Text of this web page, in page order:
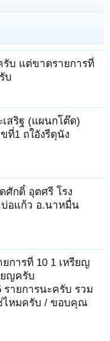
บ แต่ขาดรายการที่
บ
สริฐ (แผนกโต๊ด)
ที่1 ถใอังรีดุนัง
ศักดิ์ อุตศรี โรง
อแก้ว อ.นาหมื่น
การที่ 10 1 เหรียญ
ยญครับ
รายการนะครับ รวม
ไหมครับ / ขอบคุณ